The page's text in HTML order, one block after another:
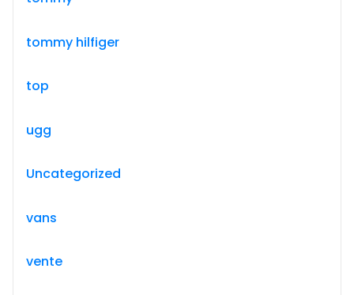
tommy hilfiger
top
ugg
Uncategorized
vans
vente